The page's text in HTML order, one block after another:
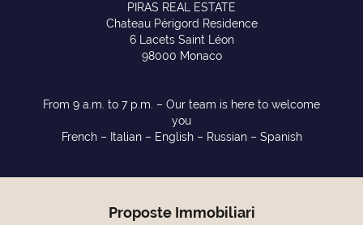
PIRAS REAL ESTATE
Chateau Périgord Residence
6 Lacets Saint Léon
98000 Monaco
From 9 a.m. to 7 p.m. – Our team is here to welcome
you
French – Italian – English – Russian – Spanish
Proposte Immobiliari